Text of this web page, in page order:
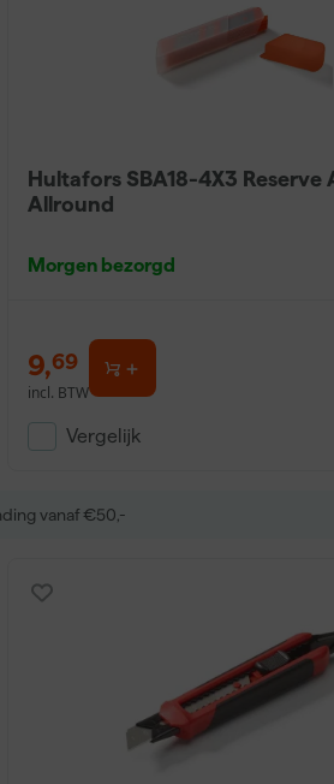
vanaf €50,-
Hultafors SBA18-4X3 Reserve
Allround
Morgen bezorgd
9,69
incl. BTW
Vergelijk